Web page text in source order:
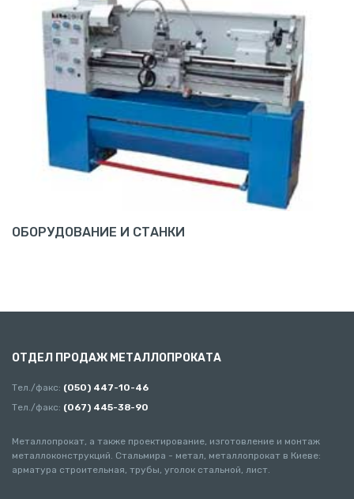
ОБОРУДОВАНИЕ И СТАНКИ
ОТДЕЛ ПРОДАЖ МЕТАЛЛОПРОКАТА
Тел./факс: (050) 447-10-46
Тел./факс: (067) 445-38-90
Металлопрокат, а также проектирование, изготовление и монтаж
металлоконструкций. Стальмира - метал, металлопрокат в Киеве:
арматура строительная, трубы, уголок стальной, лист.